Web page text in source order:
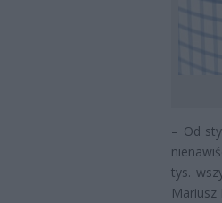
– Od
tys.
Mariusz